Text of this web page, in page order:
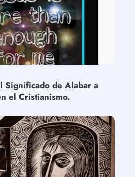
Significado de Alabar a
el Cristianismo.